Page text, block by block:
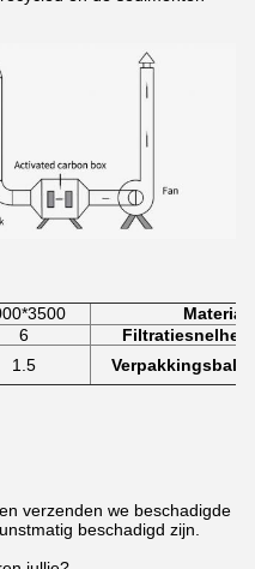
6
1.5
verzenden we beschadigde
beschadigd zijn.